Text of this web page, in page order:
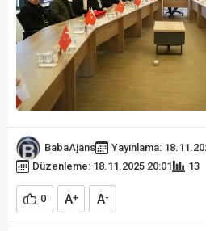
BabaAjans
Yayınlama:
Düzenleme: 18.11.2025 20:01
13
0 A+ A-